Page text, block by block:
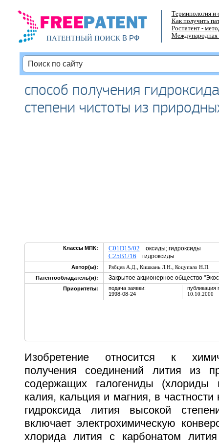
ПАТЕНТНЫЙ ПОИСКВ РФ
Терминология и
Как получить
Роспатент -
Международная
способ получения
степени чистоты из
Классы МПК: C01D15/02 оксиды; гидроксиды
C25B1/16 гидроксиды
Автор(ы): Рябцев А.Д. , Кишкань Л.Н. , Коцупало Н.П.
Патентообладатель(и):
Закрытое акционерное общество
Приоритеты:
подача заявки:
1998-08-24
публикация
10.10.2000
Изобретение относится к
получения соединений лития из
содержащих галогениды
калия, кальция и магния, в частности
гидроксида лития высокой
включает электрохимическую
хлорида лития с карбонатом